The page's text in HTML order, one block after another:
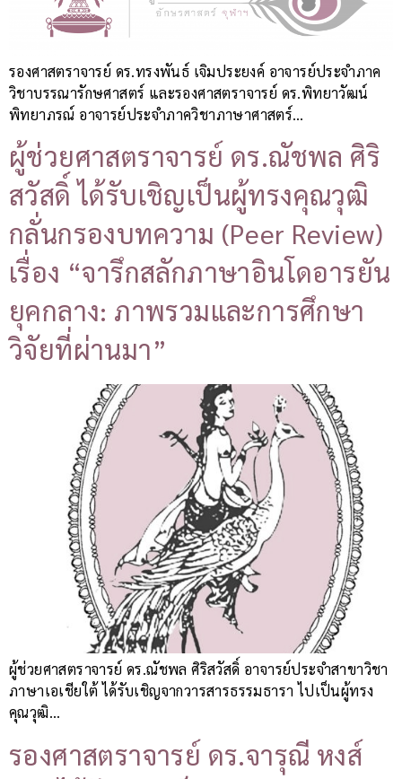
รองศาสตราจารย์ ดร.ทรงพันธ์ เจิมประยงค์ อาจารย์ประจำภาค
วิชาบรรณารักษศาสตร์ และรองศาสตราจารย์ ดร.พิทยาวัฒน์
พิทยาภรณ์ อาจารย์ประจำภาควิชาภาษาศาสตร์…
ผู้ช่วยศาสตราจารย์ ดร.ณัชพล ศิริ
สวัสดิ์ ได้รับเชิญเป็นผู้ทรงคุณวุฒิ
กลั่นกรองบทความ (Peer Review)
เรื่อง “จารึกสลักภาษาอินโดอารยัน
ยุคกลาง: ภาพรวมและการศึกษา
วิจัยที่ผ่านมา”
ผู้ช่วยศาสตราจารย์ ดร.ณัชพล ศิริสวัสดิ์ อาจารย์ประจำสาขาวิชา
ภาษาเอเชียใต้ ได้รับเชิญจากวารสารธรรมธารา ไปเป็นผู้ทรง
คุณวุฒิ…
รองศาสตราจารย์ ดร.จารุณี หงส์